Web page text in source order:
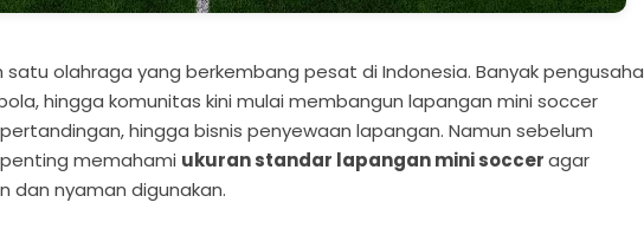
satu olahraga yang berkembang pesat di Indonesia. Banyak pengusaha
hingga komunitas kini mulai membangun lapangan mini soccer
hingga bisnis penyewaan lapangan. Namun sebelum
memahami ukuran standar lapangan mini socceragar
dan nyaman digunakan.